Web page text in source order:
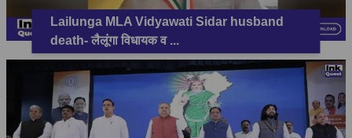
Lailunga MLA Vidyawati Sidar husband
death- लैलूंगा विधायक व...